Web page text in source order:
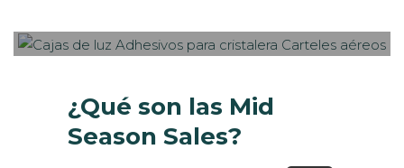
¿Qué son las Mid
Season Sales?